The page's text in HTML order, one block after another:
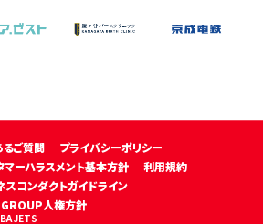
るご質問
プライバシーポリシー
マーハラスメント基本方針
利用規約
スコンダクトガイドライン
人権方針
JETS